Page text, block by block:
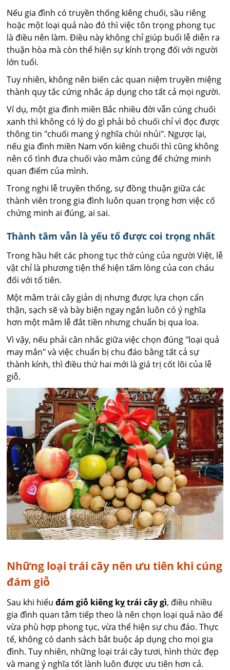
Nếu gia đình có truyền thống kiêng chuối, sầu riêng
hoặc một loại quả nào đó thì việc tôn trọng phong tục
là điều nên làm. Điều này không chỉ giúp buổi lễ diễn ra
thuận hòa mà còn thể hiện sự kính trọng đối với người
lớn tuổi.
Tuy nhiên, không nên biến các quan niệm truyền miệng
thành quy tắc cứng nhắc áp dụng cho tất cả mọi người.
Ví dụ, một gia đình miền Bắc nhiều đời vẫn cúng chuối
xanh thì không có lý do gì phải bỏ chuối chỉ vì đọc được
thông tin "chuối mang ý nghĩa chúi nhủi". Ngược lại,
nếu gia đình miền Nam vốn kiêng chuối thì cũng không
nên cố tình đưa chuối vào mâm cúng để chứng minh
quan điểm của mình.
Trong nghi lễ truyền thống, sự đồng thuận giữa các
thành viên trong gia đình luôn quan trọng hơn việc cố
chứng minh ai đúng, ai sai.
Thành tâm vẫn là yếu tố được coi trọng nhất
Trong hầu hết các phong tục thờ cúng của người Việt, lễ
vật chỉ là phương tiện thể hiện tấm lòng của con cháu
đối với tổ tiên.
Một mâm trái cây giản dị nhưng được lựa chọn cẩn
thận, sạch sẽ và bày biện ngay ngắn luôn có ý nghĩa
hơn một mâm lễ đắt tiền nhưng chuẩn bị qua loa.
Vì vậy, nếu phải cân nhắc giữa việc chọn đúng "loại quả
may mắn" và việc chuẩn bị chu đáo bằng tất cả sự
thành kính, thì điều thứ hai mới là giá trị cốt lõi của lễ
giỗ.
Những loại trái cây nên ưu tiên khi cúng
đám giỗ
Sau khi hiểuđám giỗ kiêng kỵ trái cây gì, điều nhiều
gia đình quan tâm tiếp theo là nên chọn loại quả nào để
vừa phù hợp phong tục, vừa thể hiện sự chu đáo. Thực
tế, không có danh sách bắt buộc áp dụng cho mọi gia
đình. Tuy nhiên, những loại trái cây tươi, hình thức đẹp
và mang ý nghĩa tốt lành luôn được ưu tiên hơn cả.